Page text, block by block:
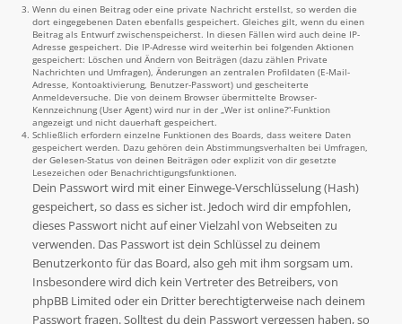
Wenn du einen Beitrag oder eine private Nachricht erstellst, so werden die
dort eingegebenen Daten ebenfalls gespeichert. Gleiches gilt, wenn du einen
Beitrag als Entwurf zwischenspeicherst. In diesen Fällen wird auch deine IP-
Adresse gespeichert. Die IP-Adresse wird weiterhin bei folgenden Aktionen
gespeichert: Löschen und Ändern von Beiträgen (dazu zählen Private
Nachrichten und Umfragen), Änderungen an zentralen Profildaten (E-Mail-
Adresse, Kontoaktivierung, Benutzer-Passwort) und gescheiterte
Anmeldeversuche. Die von deinem Browser übermittelte Browser-
Kennzeichnung (User Agent) wird nur in der „Wer ist online?“-Funktion
angezeigt und nicht dauerhaft gespeichert.
Schließlich erfordern einzelne Funktionen des Boards, dass weitere Daten
gespeichert werden. Dazu gehören dein Abstimmungsverhalten bei Umfragen,
der Gelesen-Status von deinen Beiträgen oder explizit von dir gesetzte
Lesezeichen oder Benachrichtigungsfunktionen.
Dein Passwort wird mit einer Einwege-Verschlüsselung (Hash)
gespeichert, so dass es sicher ist. Jedoch wird dir empfohlen,
dieses Passwort nicht auf einer Vielzahl von Webseiten zu
verwenden. Das Passwort ist dein Schlüssel zu deinem
Benutzerkonto für das Board, also geh mit ihm sorgsam um.
Insbesondere wird dich kein Vertreter des Betreibers, von
phpBB Limited oder ein Dritter berechtigterweise nach deinem
Passwort fragen. Solltest du dein Passwort vergessen haben, so